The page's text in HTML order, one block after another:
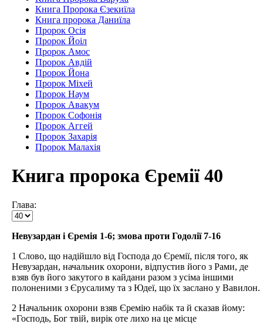
Книга Пророка Єзекиїла
Книга пророка Даниїла
Пророк Осія
Пророк Йоіл
Пророк Амос
Пророк Авдій
Пророк Йона
Пророк Міхей
Пророк Наум
Пророк Авакум
Пророк Софонія
Пророк Аггей
Пророк Захарія
Пророк Малахія
Книга пророка Єремії 40
Глава:
Невузардан і Єремія 1-6; змова проти Годолії 7-16
1 Слово, що надійшло від Господа до Єремії, після того, як
Невузардан, начальник охорони, відпустив його з Рами, де
взяв був його закутого в кайдани разом з усіма іншими
полоненими з Єрусалиму та з Юдеї, що їх заслано у Вавилон.
2 Начальник охорони взяв Єремію набік та й сказав йому:
«Господь, Бог твій, вирік оте лихо на це місце